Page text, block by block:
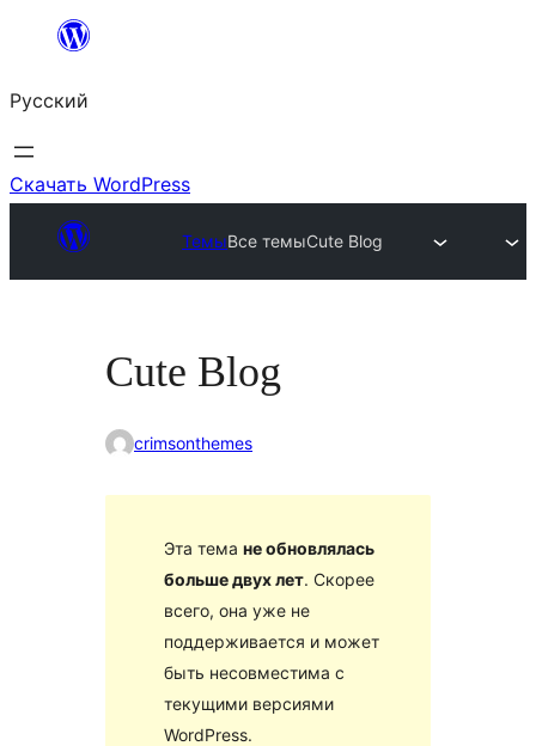
Перейти
содержимому
Русский
Скачать WordPress
ТемыВсе темыCute Blog
Cute Blog
crimsonthemes
Эта тема не обновлялась
больше двух лет. Скорее
всего, она уже не
поддерживается и может
быть несовместима с
текущими версиями
WordPress.